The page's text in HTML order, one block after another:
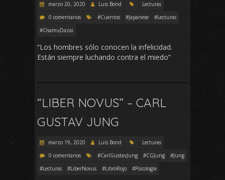
marzo 20, 2020 Luis Bond
Lecturas
0 comentarios
#Cuentos #Japanese
#Lecturas
#OsamuDazai
“Los hombres sólo conocen la infelicidad.
Están siempre luchando contra el miedo”
“LIBER NOVUS” – CARL
GUSTAV JUNG
marzo 19, 2020 Luis Bond
Lecturas
0 comentarios
#CarlGustavJung #CGJung
#Jung
#Lecturas
#LiberNovus #LibroRojo #Psicología